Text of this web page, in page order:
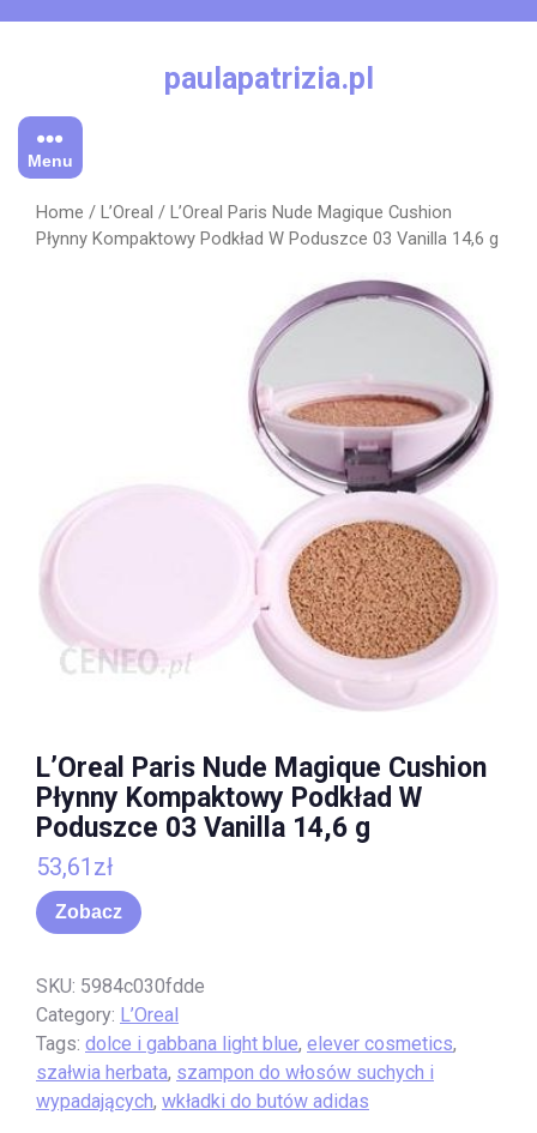
paulapatrizia.pl
Menu
Home / L’Oreal / L’Oreal Paris Nude Magique Cushion
Płynny Kompaktowy Podkład W Poduszce 03 Vanilla 14,6 g
L’Oreal Paris Nude Magique Cushion
Płynny Kompaktowy Podkład W
Poduszce 03 Vanilla 14,6 g
53,61 zł
Zobacz
SKU: 5984c030fdde
Category: L’Oreal
Tags: dolce i gabbana light blue, elever cosmetics,
szałwia herbata, szampon do włosów suchych i
wypadających, wkładki do butów adidas